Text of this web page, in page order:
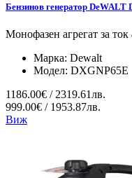
Бензинов генератор
Монофазен агрегат за
Марка: Dewalt
Модел: DXGNP65E
1186.00€ / 2319.61лв.
999.00€ / 1953.87лв.
Виж